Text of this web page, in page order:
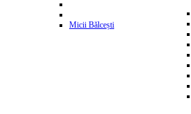
Micii Bălcești